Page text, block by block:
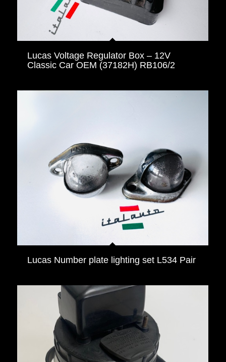
Lucas Voltage Regulator Box – 12V
Classic Car OEM (37182H) RB106/2
Lucas Number plate lighting set L534 Pair